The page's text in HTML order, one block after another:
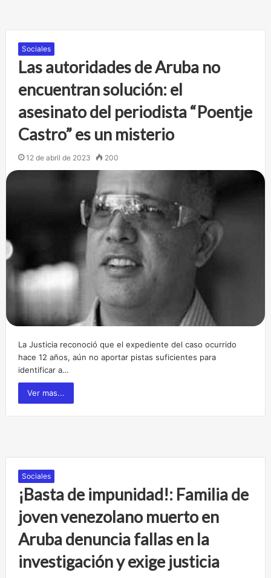
Sociales
Las autoridades de Aruba no
encuentran solución: el
asesinato del periodista “Poentje
Castro” es un misterio
12 de abril de 2023 200
La Justicia reconoció que el expediente del caso ocurrido
hace 12 años, aún no aportar pistas suficientes para
identificar a…
Ver mas...
Sociales
¡Basta de impunidad!: Familia de
joven venezolano muerto en
Aruba denuncia fallas en la
investigación y exige justicia